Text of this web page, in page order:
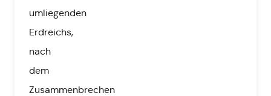
umliegenden
Erdreichs,
nach
dem
Zusammenbrechen